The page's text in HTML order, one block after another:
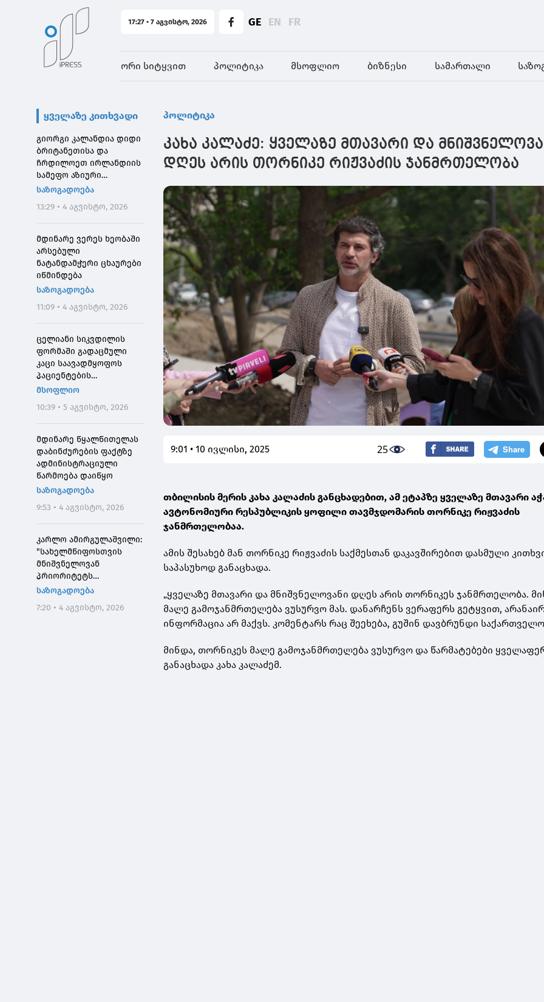
17:27 • 7 აგვისტო, 2026 GE EN FR
ორი სიტყვით პოლიტიკა მსოფლიო ბიზნესი სამართალი
ყველაზე კითხვადი
გიორგი კალანდია დიდი
ბრიტანეთისა და
ჩრდილოეთ ირლანდიის
სამეფო აზიური
საზოგადოების
საზოგადოება
13:29 • 4 აგვისტო, 2026
მდინარე ვერეს ხეობაში
არსებული
ნატანდამჭერი ცხაურები
იწმინდება
საზოგადოება
11:09 • 4 აგვისტო, 2026
ცელიანი სიკვდილის
ფორმაში გადაცმული
კაცი საავადმყოფოს
პაციენტების
შეშინებისთვის
მსოფლიო
10:39 • 5 აგვისტო, 2026
მდინარე წყალწითელას
დაბინძურების ფაქტზე
ადმინისტრაციული
წარმოება დაიწყო
საზოგადოება
9:53 • 4 აგვისტო, 2026
კარლო ამირგულაშვილი:
"სახელმწიფოსთვის
მნიშვნელოვან
პრიორიტეტს
საქართველოს ტყეების,
დეგრადირებული
საზოგადოება
7:20 • 4 აგვისტო, 2026
პოლიტიკა
კახა კალაძე: ყველაზე მთავარი და
დღეს არის თორნიკე რიჟვაძის ჯანმრთელობა
9:01 • 10 ივლისი, 2025 25
თბილისის მერის კახა კალაძის განცხადებით, ამ ეტაპზე ყველაზე მთავარი
ავტონომიური რესპუბლიკის ყოფილი თავმჯდომარის თორნიკე რიჟვაძის
ჯანმრთელობაა.
ამის შესახებ მან თორნიკე რიჟვაძის საქმესთან დაკავშირებით დასმული
საპასუხოდ განაცხადა.
„ყველაზე მთავარი და მნიშვნელოვანი დღეს არის თორნიკეს ჯანმრთელობა.
მალე გამოჯანმრთელება ვუსურვო მას. დანარჩენს ვერაფერს გეტყვით,
ინფორმაცია არ მაქვს. კომენტარს რაც შეეხება, გუშინ დავბრუნდი
მინდა, თორნიკეს მალე გამოჯანმრთელება ვუსურვო და წარმატებები
განაცხადა კახა კალაძემ.